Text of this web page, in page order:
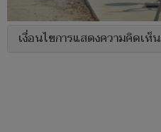
เงื่อนไขการแสดงความคิดเห็น